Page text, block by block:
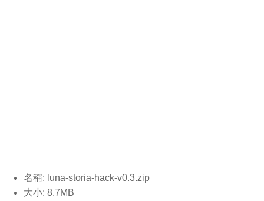
名稱: luna-storia-hack-v0.3.zip
大小: 8.7MB